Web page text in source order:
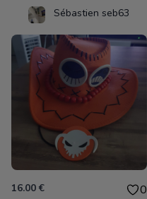
Sébastien seb63
16.00 € 0